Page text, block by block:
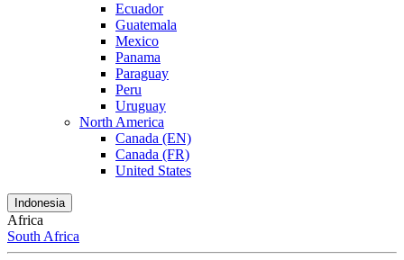
Ecuador
Guatemala
Mexico
Panama
Paraguay
Peru
Uruguay
North America
Canada (EN)
Canada (FR)
United States
Indonesia
Africa
South Africa